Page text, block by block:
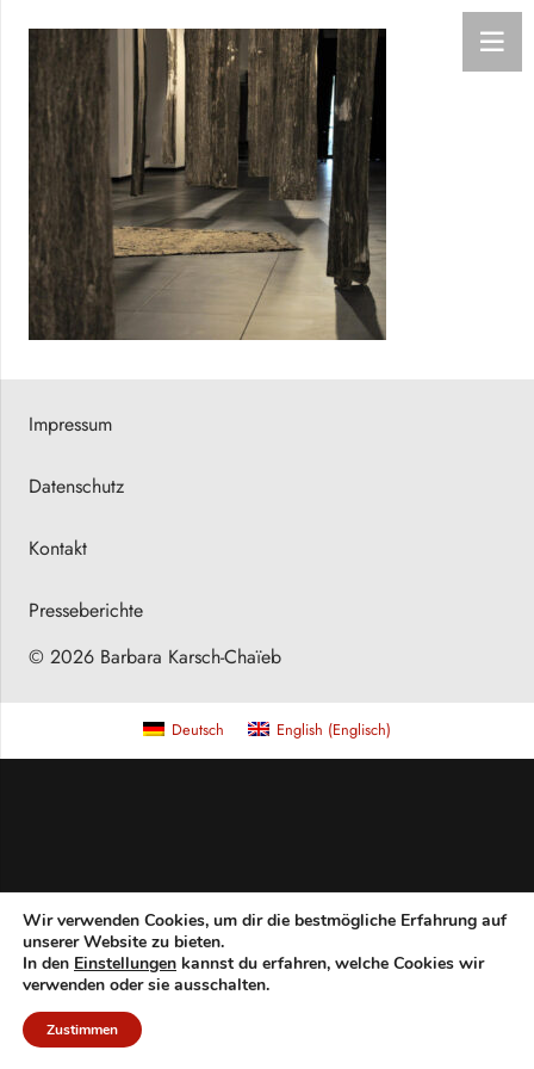
Impressum
Datenschutz
Kontakt
Presseberichte
© 2026 Barbara Karsch-Chaïeb
Wir verwenden Cookies, um dir die bestmögliche Erfahrung auf
unserer Website zu bieten.
In den Einstellungen kannst du erfahren, welche Cookies wir
verwenden oder sie ausschalten.
Zustimmen
Deutsch English (Englisch)